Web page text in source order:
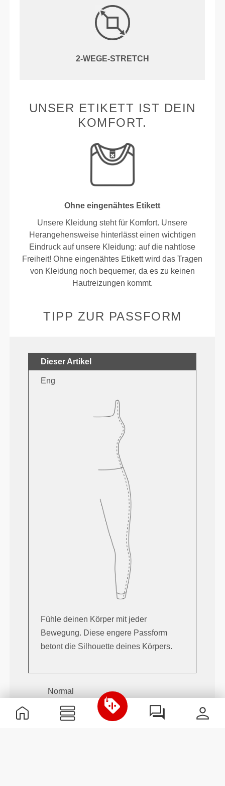
2-WEGE-STRETCH
UNSER ETIKETT IST DEIN
KOMFORT.
Ohne eingenähtes Etikett
Unsere Kleidung steht für Komfort. Unsere
Herangehensweise hinterlässt einen wichtigen
Eindruck auf unsere Kleidung: auf die nahtlose
Freiheit! Ohne eingenähtes Etikett wird das Tragen
von Kleidung noch bequemer, da es zu keinen
Hautreizungen kommt.
TIPP ZUR PASSFORM
Dieser Artikel
Eng
Fühle deinen Körper mit jeder
Bewegung. Diese engere Passform
betont die Silhouette deines Körpers.
Normal